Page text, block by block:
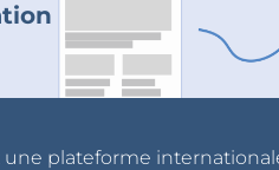
une plateforme